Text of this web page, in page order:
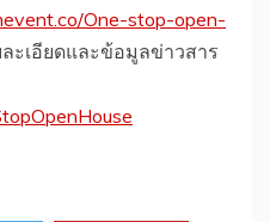
One-stop-open-
ะเอียดและข้อมูลข่าวสาร